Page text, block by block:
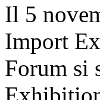
Il 5
Import
Forum si